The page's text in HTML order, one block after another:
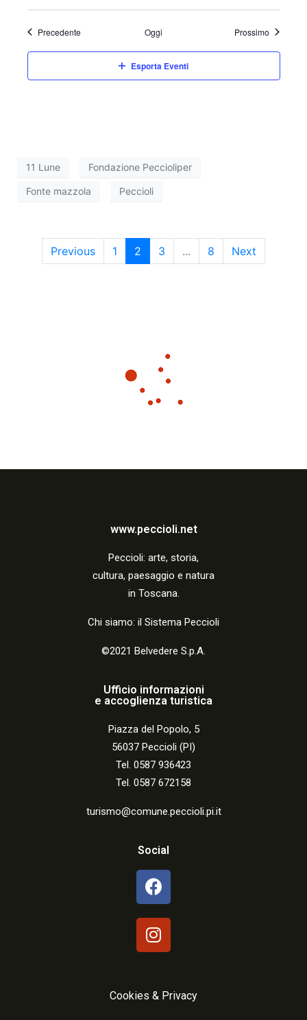
PrecedenteEventi Oggi Prossimo Eventi
Esporta Eventi
11 Lune Fondazione Peccioliper
Fonte mazzola Peccioli
Previous 1 2 3 ... 8 Next
www.peccioli.net
Peccioli: arte, storia,
cultura, paesaggio e natura
in Toscana.
Chi siamo: il Sistema Peccioli
©2021 Belvedere S.p.A.
Ufficio informazioni
e accoglienza turistica
Piazza del Popolo, 5
56037 Peccioli (PI)
Tel. 0587 936423
Tel. 0587 672158
turismo@comune.peccioli.pi.it
Social
Cookies & Privacy